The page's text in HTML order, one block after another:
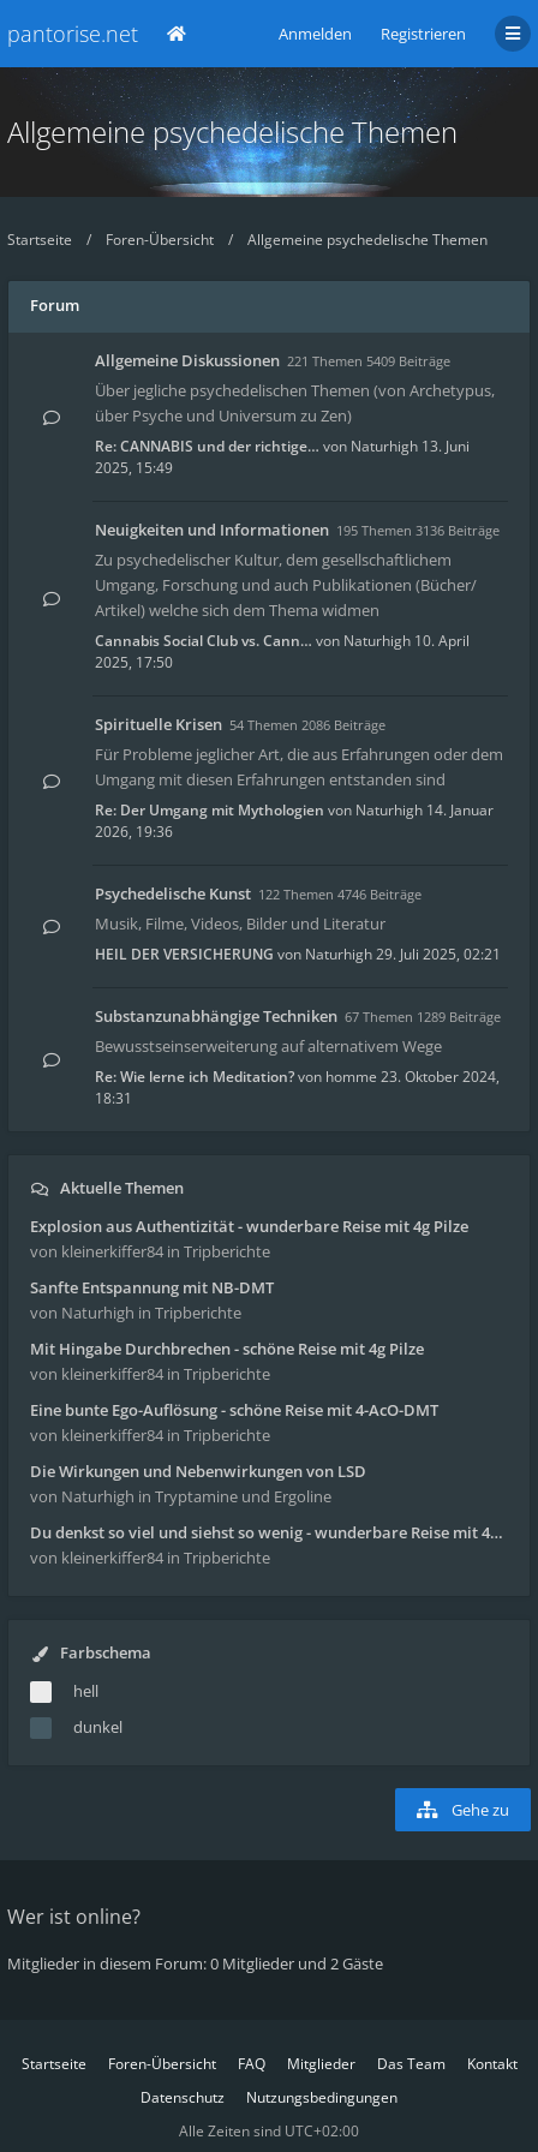
pantorise.net Anmelden Registrieren
Allgemeine psychedelische Themen
Startseite Foren-Übersicht Allgemeine psychedelische Themen
Forum
Allgemeine Diskussionen 221 Themen 5409 Beiträge
Über jegliche psychedelischen Themen (von Archetypus,
über Psyche und Universum zu Zen)
Re: CANNABIS und der richtige… von Naturhigh 13. Juni
2025, 15:49
Neuigkeiten und Informationen 195 Themen 3136 Beiträge
Zu psychedelischer Kultur, dem gesellschaftlichem
Umgang, Forschung und auch Publikationen (Bücher/
Artikel) welche sich dem Thema widmen
Cannabis Social Club vs. Cann… von Naturhigh 10. April
2025, 17:50
Spirituelle Krisen 54 Themen 2086 Beiträge
Für Probleme jeglicher Art, die aus Erfahrungen oder dem
Umgang mit diesen Erfahrungen entstanden sind
Re: Der Umgang mit Mythologien von Naturhigh 14. Januar
2026, 19:36
Psychedelische Kunst 122 Themen 4746 Beiträge
Musik, Filme, Videos, Bilder und Literatur
HEIL DER VERSICHERUNG von Naturhigh29. Juli 2025, 02:21
Substanzunabhängige Techniken 67 Themen 1289 Beiträge
Bewusstseinserweiterung auf alternativem Wege
Re: Wie lerne ich Meditation?von homme 23. Oktober 2024,
18:31
Aktuelle Themen
Explosion aus Authentizität - wunderbare Reise mit 4g Pilze
von kleinerkiffer84 in Tripberichte
Sanfte Entspannung mit NB-DMT
von Naturhigh in Tripberichte
Mit Hingabe Durchbrechen - schöne Reise mit 4g Pilze
von kleinerkiffer84 in Tripberichte
Eine bunte Ego-Auflösung - schöne Reise mit 4-AcO-DMT
von kleinerkiffer84 in Tripberichte
Die Wirkungen und Nebenwirkungen von LSD
von Naturhigh in Tryptamine und Ergoline
Du denkst so viel und siehst so wenig - wunderbare Reise mit 4g Pilze
von kleinerkiffer84 in Tripberichte
Farbschema
hell
dunkel
Gehe zu
Wer ist online?
Mitglieder in diesem Forum: 0 Mitglieder und 2 Gäste
Startseite Foren-Übersicht FAQ Mitglieder Das Team
Kontakt
Datenschutz
Nutzungsbedingungen
Alle Zeiten sind UTC+02:00